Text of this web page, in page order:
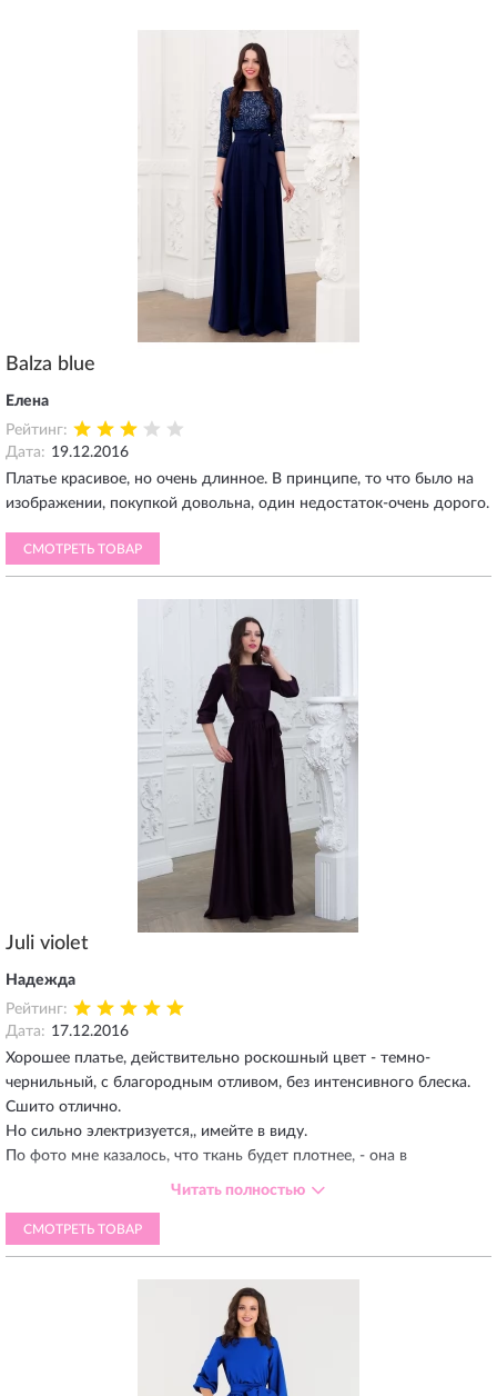
Balza blue
Елена
Рейтинг:
Дата: 19.12.2016
Платье красивое, но очень длинное. В принципе, то что было на
изображении, покупкой довольна, один недостаток-очень дорого.
СМОТРЕТЬ ТОВАР
Juli violet
Надежда
Рейтинг:
Дата: 17.12.2016
Хорошее платье, действительно роскошный цвет - темно-
чернильный, с благородным отливом, без интенсивного блеска.
Сшито отлично.
Но сильно электризуется,, имейте в виду.
По фото мне казалось, что ткань будет плотнее, - она в
действительности достаточно тонкая.
сантиметров на 5, при очень высоком каблуке. Подшивка - на
рюшечной машине и другую эта ткань вряд ли потерпит
Читать полностью
СМОТРЕТЬ ТОВАР